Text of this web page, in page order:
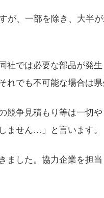
が、一部を除き、大半
社では必要な部品が発
でも不可能な場合は県
争見積もり等は一切
ません…」と言います。
ました。協力企業を担